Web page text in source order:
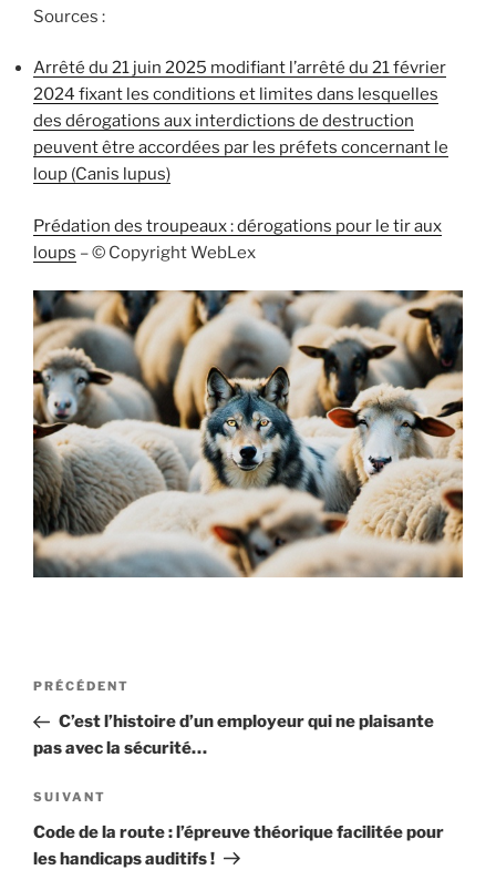
Sources :
Arrêté du 21 juin 2025 modifiant l’arrêté du 21 février
2024 fixant les conditions et limites dans lesquelles
des dérogations aux interdictions de destruction
peuvent être accordées par les préfets concernant le
loup (Canis lupus)
Prédation des troupeaux : dérogations pour le tir aux
loups – © Copyright WebLex
Navigation
l’article
Article
précédent
PRÉCÉDENT
C’est l’histoire d’un employeur qui ne plaisante
pas avec la sécurité…
Article
suivant
SUIVANT
Code de la route : l’épreuve théorique facilitée pour
les handicaps auditifs !